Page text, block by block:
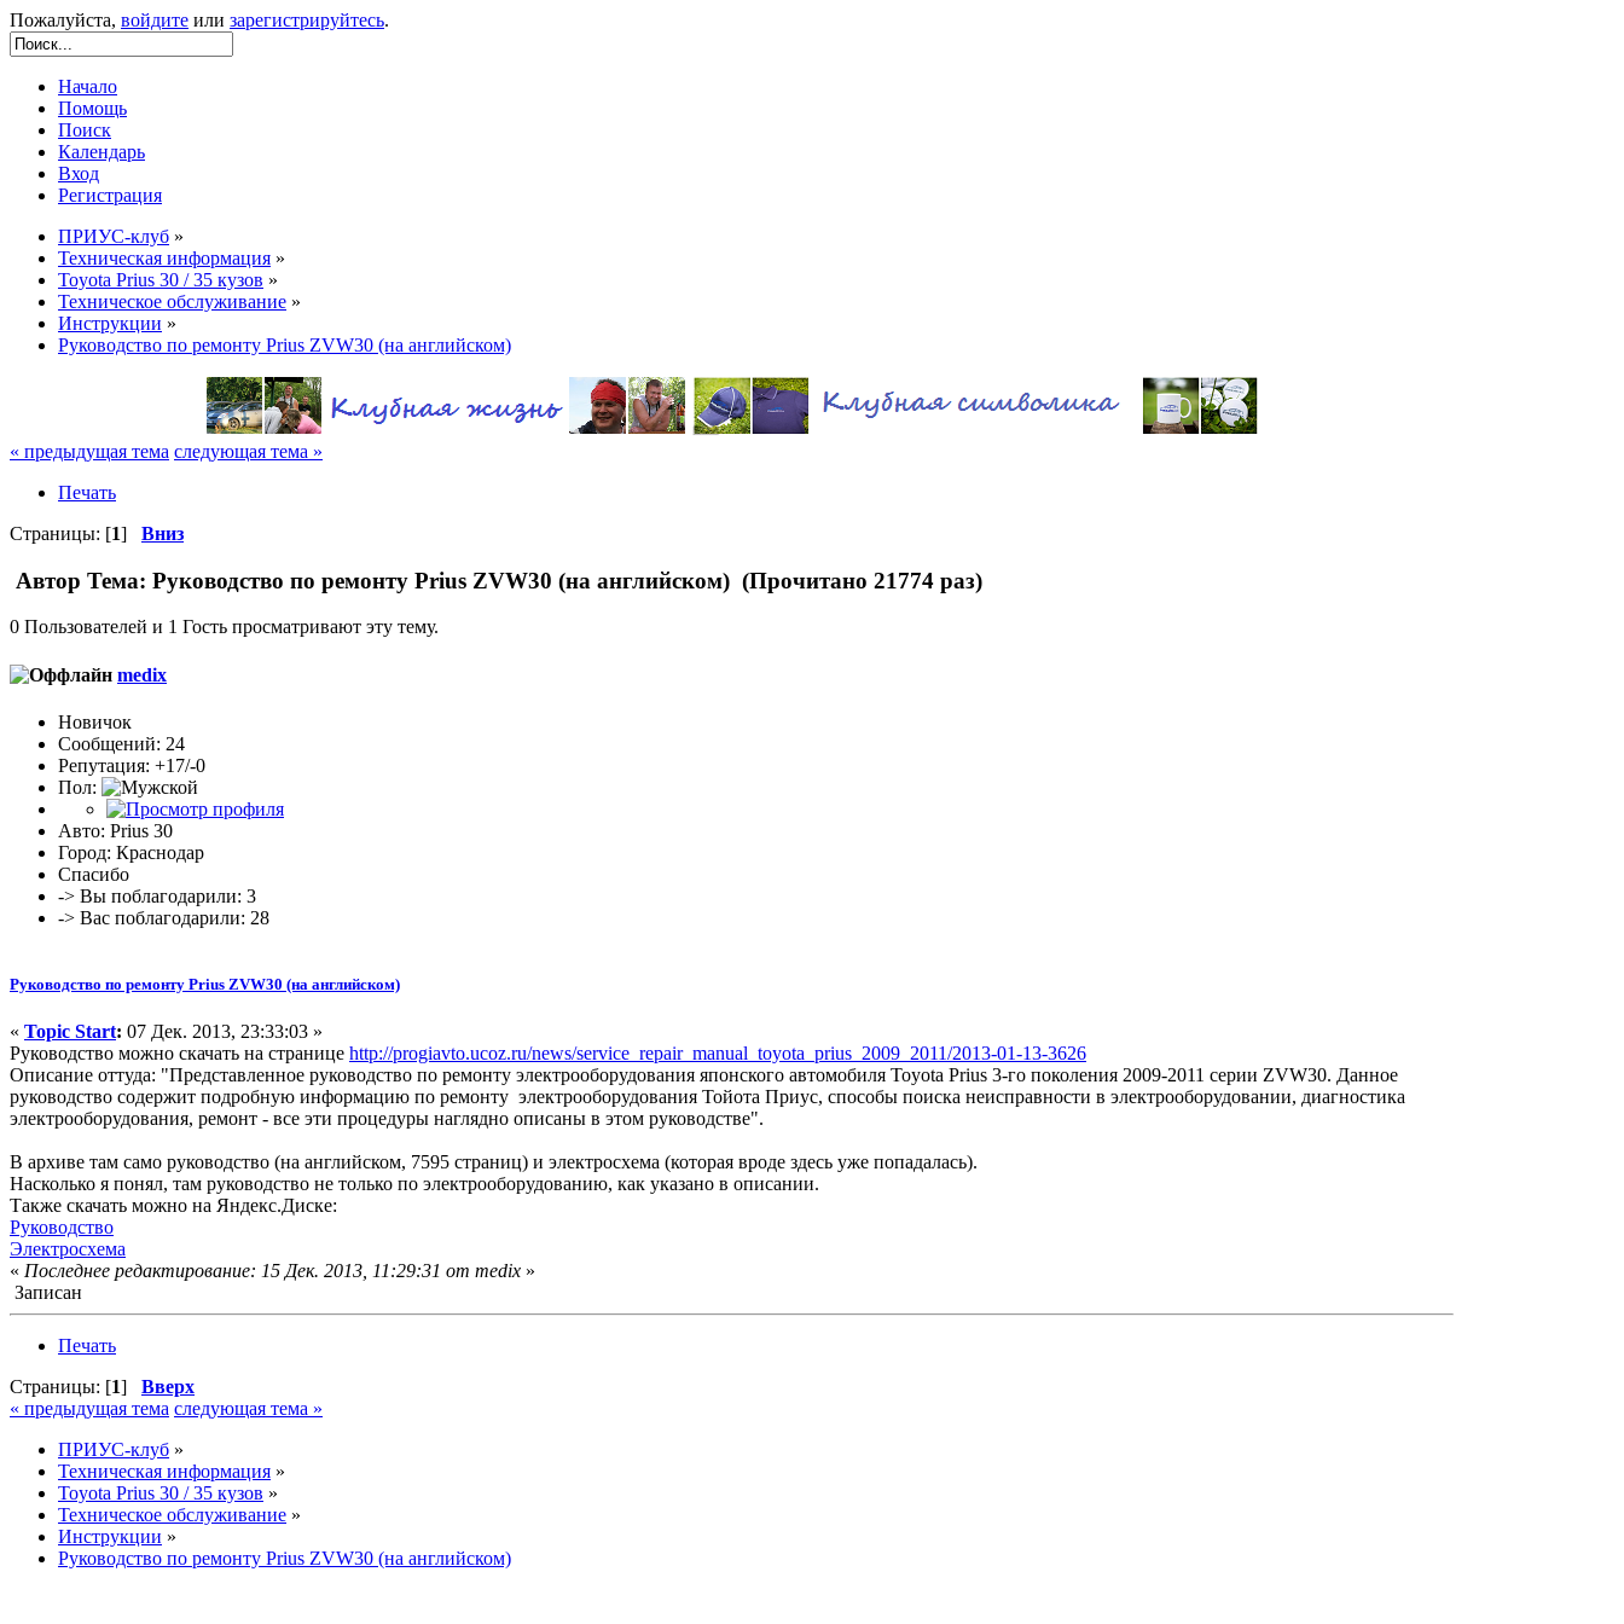
Пожалуйста, войдите или зарегистрируйтесь.
Начало
Помощь
Поиск
Календарь
Вход
Регистрация
ПРИУС-клуб »
Техническая информация »
Toyota Prius 30 / 35 кузов »
Техническое обслуживание »
Инструкции »
Руководство по ремонту Prius ZVW30 (на английском)
« предыдущая тема следующая тема »
Печать
Страницы: [1] Вниз
Автор Тема: Руководство по ремонту Prius ZVW30 (на английском) (Прочитано 21774 раз)
0 Пользователей и 1 Гость просматривают эту тему.
medix
Новичок
Сообщений: 24
Репутация: +17/-0
Пол:
Авто: Prius 30
Город: Краснодар
Спасибо
-> Вы поблагодарили: 3
-> Вас поблагодарили: 28
Руководство по ремонту Prius ZVW30 (на английском)
« Topic Start: 07 Дек. 2013, 23:33:03 »
Руководство можно скачать на странице http://progiavto.ucoz.ru/news/service_repair_manual_toyota_prius_2009_2011/2013-01-13-3626
Описание оттуда: "Представленное руководство по ремонту электрооборудования японского автомобиля Toyota Prius 3-го поколения 2009-2011 серии ZVW30. Данное
руководство содержит подробную информацию по ремонту электрооборудования Тойота Приус, способы поиска неисправности в электрооборудовании, диагностика
электрооборудования, ремонт - все эти процедуры наглядно описаны в этом руководстве".
В архиве там само руководство (на английском, 7595 страниц) и электросхема (которая вроде здесь уже попадалась).
Насколько я понял, там руководство не только по электрооборудованию, как указано в описании.
Также скачать можно на Яндекс.Диске:
Руководство
Электросхема
« Последнее редактирование: 15 Дек. 2013, 11:29:31 от medix »
Записан
Печать
Страницы: [1] Вверх
« предыдущая тема следующая тема »
ПРИУС-клуб »
Техническая информация »
Toyota Prius 30 / 35 кузов »
Техническое обслуживание »
Инструкции »
Руководство по ремонту Prius ZVW30 (на английском)